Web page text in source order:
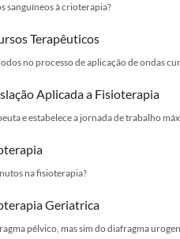
sanguíneos à crioterapia?
Terapêuticos
no processo de aplicação de ondas
Aplicada a Fisioterapia
e estabelece a jornada de trabalho
na fisioterapia?
Geriatrica
pélvico, mas sim do diafragma